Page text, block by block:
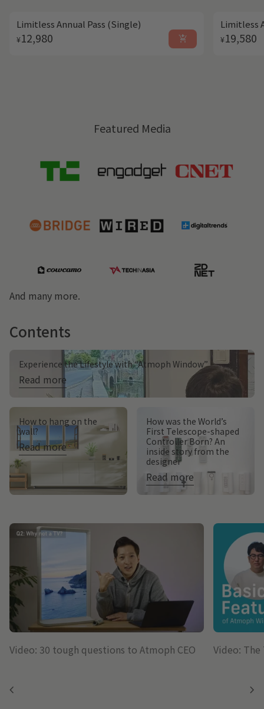
Limitless Annual Pass (Single)
Regular price
¥12,980 add_shopping_cart
Limitless
Regular
¥19,580
Featured Media
And many more.
Contents
Experience the Lifestyle with “Atmoph Window”
Read more
How to hang on the
wall?
Read more
How was the World’s
First Telescope-shaped
Controller Born? An
inside story from the
designer
Read more
Video: 30 tough questions to Atmoph CEO Video:
chevron_left chevron_right